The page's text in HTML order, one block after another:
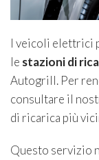
I veicoli elettrici
le stazioni di
Autogrill. Per
consultare il
di ricarica più
Questo servizio